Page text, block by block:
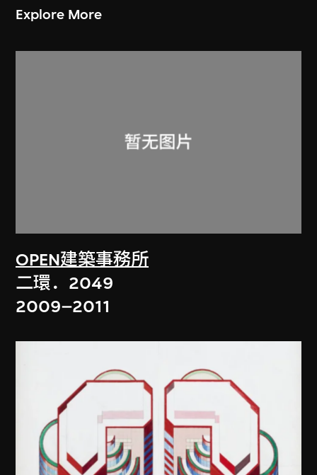
Explore More
OPEN建築事務所
二環．2049
2009–2011